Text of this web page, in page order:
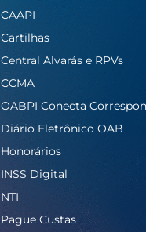
CAAPI
Cartilhas
Central Alvarás e RPVs
CCMA
OABPI Conecta
Diário Eletrônico OAB
Honorários
INSS Digital
NTI
Pague Custas